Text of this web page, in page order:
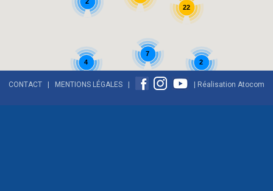
4
22
7
2
CONTACT | MENTIONS LÉGALES | | Réalisation Atocom